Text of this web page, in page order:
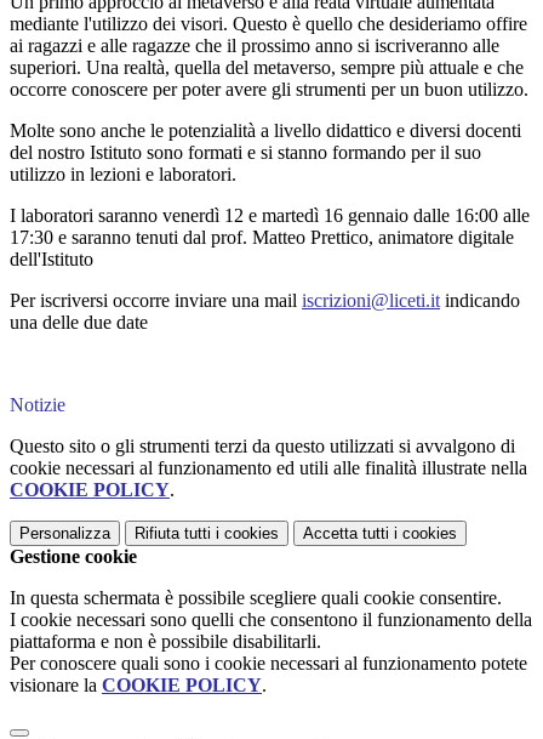
mediante l'utilizzo dei visori. Questo è quello che desideriamo offire
ai ragazzi e alle ragazze che il prossimo anno si iscriveranno alle
superiori. Una realtà, quella del metaverso, sempre più attuale e che
occorre conoscere per poter avere gli strumenti per un buon utilizzo.
Molte sono anche le potenzialità a livello didattico e diversi docenti
del nostro Istituto sono formati e si stanno formando per il suo
utilizzo in lezioni e laboratori.
I laboratori saranno venerdì 12 e martedì 16 gennaio dalle 16:00 alle
17:30 e saranno tenuti dal prof. Matteo Prettico, animatore digitale
dell'Istituto
Per iscriversi occorre inviare una mail iscrizioni@liceti.it indicando
una delle due date
Notizie
Questo sito o gli strumenti terzi da questo utilizzati si avvalgono di
cookie necessari al funzionamento ed utili alle finalità illustrate nella
COOKIE POLICY.
Personalizza Rifiuta tutti i cookies Accetta tutti i cookies
Gestione cookie
In questa schermata è possibile scegliere quali cookie consentire.
I cookie necessari sono quelli che consentono il funzionamento della
piattaforma e non è possibile disabilitarli.
Per conoscere quali sono i cookie necessari al funzionamento potete
visionare la COOKIE POLICY.